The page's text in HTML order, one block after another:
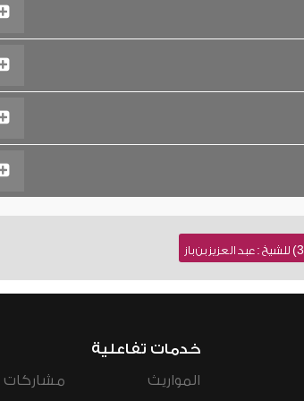
خدمات تفاعلية
المواريث
مشاركات